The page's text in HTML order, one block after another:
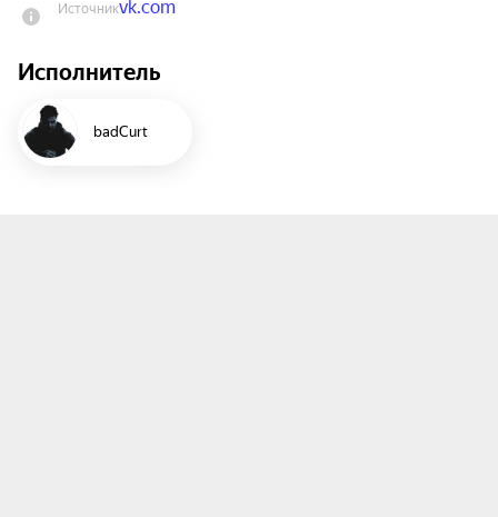
Источникvk.com
Исполнитель
badCurt